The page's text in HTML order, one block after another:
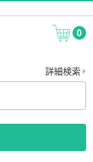
0
詳細検索